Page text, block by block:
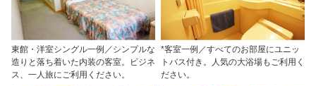
東館・洋室シングル一例／シンプルな
造りと落ち着いた内装の客室。ビジネ
ス、一人旅にご利用ください。
*客室一例／すべてのお部屋にユニッ
トバス付き。人気の大浴場もご利用く
ださい。